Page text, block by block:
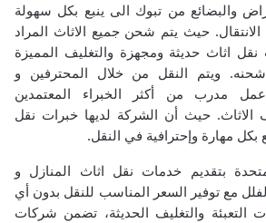
والبضائع من تبوك الى ينبع بكل سهولة
حيث يتم شحن جميع الاثاث المراد
اثاث حديثة ومجهزة والتغليف المميزة
شحنه. ويتم النقل من خلال المحترفين و
مدرب من أكثر الخبراء المعتمدين
حيث أن الشركة لديها خبرات نقل
مهارة وإحترافية في النقل.
بتقديم خدمات نقل اثاث المنازل و
مع توفير السعر المناسب للنقل بدون أي
التعبئة والتغليف الحديثة، تضمن شركات